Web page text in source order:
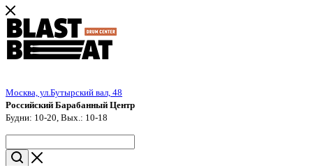
Москва, ул.Бутырский вал, 48
Российский Барабанный Центр
Будни: 10-20, Вых.: 10-18